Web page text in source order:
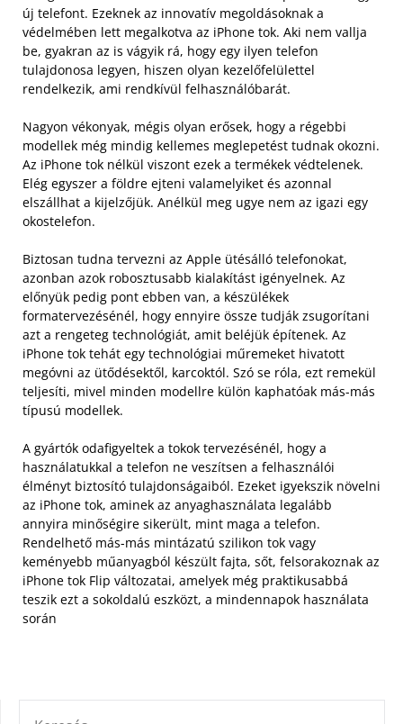
új telefont. Ezeknek az innovatív megoldásoknak a
védelmében lett megalkotva az iPhone tok. Aki nem vallja
be, gyakran az is vágyik rá, hogy egy ilyen telefon
tulajdonosa legyen, hiszen olyan kezelőfelülettel
rendelkezik, ami rendkívül felhasználóbarát.
Nagyon vékonyak, mégis olyan erősek, hogy a régebbi
modellek még mindig kellemes meglepetést tudnak okozni.
Az iPhone tok nélkül viszont ezek a termékek védtelenek.
Elég egyszer a földre ejteni valamelyiket és azonnal
elszállhat a kijelzőjük. Anélkül meg ugye nem az igazi egy
okostelefon.
Biztosan tudna tervezni az Apple ütésálló telefonokat,
azonban azok robosztusabb kialakítást igényelnek. Az
előnyük pedig pont ebben van, a készülékek
formatervezésénél, hogy ennyire össze tudják zsugorítani
azt a rengeteg technológiát, amit beléjük építenek. Az
iPhone tok tehát egy technológiai műremeket hivatott
megóvni az ütődésektől, karcoktól. Szó se róla, ezt remekül
teljesíti, mivel minden modellre külön kaphatóak más-más
típusú modellek.
A gyártók odafigyeltek a tokok tervezésénél, hogy a
használatukkal a telefon ne veszítsen a felhasználói
élményt biztosító tulajdonságaiból. Ezeket igyekszik növelni
az iPhone tok, aminek az anyaghasználata legalább
annyira minőségire sikerült, mint maga a telefon.
Rendelhető más-más mintázatú szilikon tok vagy
keményebb műanyagból készült fajta, sőt, felsorakoznak az
iPhone tok Flip változatai, amelyek még praktikusabbá
teszik ezt a sokoldalú eszközt, a mindennapok használata
során